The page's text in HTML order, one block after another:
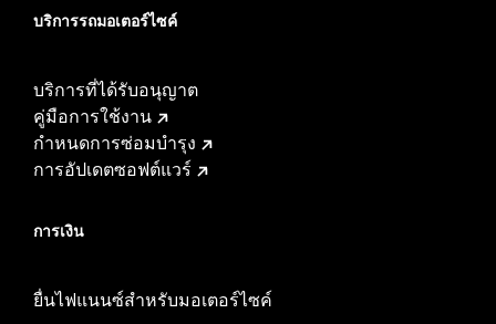
บริการรถมอเตอร์ไซค์​
บริการที่ได้รับอนุญาต
คู่มือการใช้งาน
กำหนดการซ่อมบำรุง
การอัปเดตซอฟต์แวร์
การเงิน
ยื่นไฟแนนซ์สำหรับมอเตอร์ไซค์